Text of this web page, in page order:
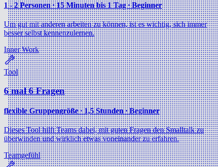
1 - 2 Personen ∙ 15 Minuten bis 1 Tag ∙ Beginner
Um gut mit anderen arbeiten zu können, ist es wichtig, sich immer
besser selbst kennenzulernen.
Inner Work
Tool
6 mal 6 Fragen
flexible Gruppengröße ∙ 1,5 Stunden ∙ Beginner
Dieses Tool hilft Teams dabei, mit guten Fragen den Smalltalk zu
überwinden und wirklich etwas voneinander zu erfahren.
Teamgefühl